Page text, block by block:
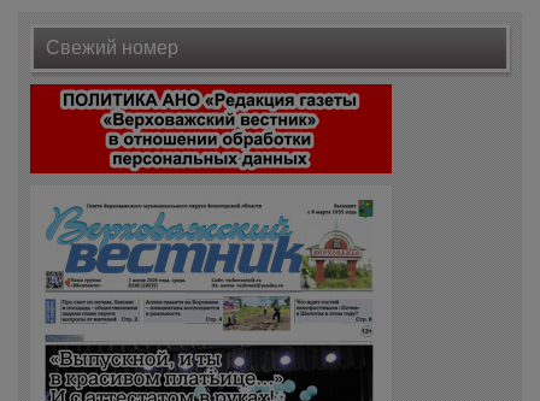
Свежий номер